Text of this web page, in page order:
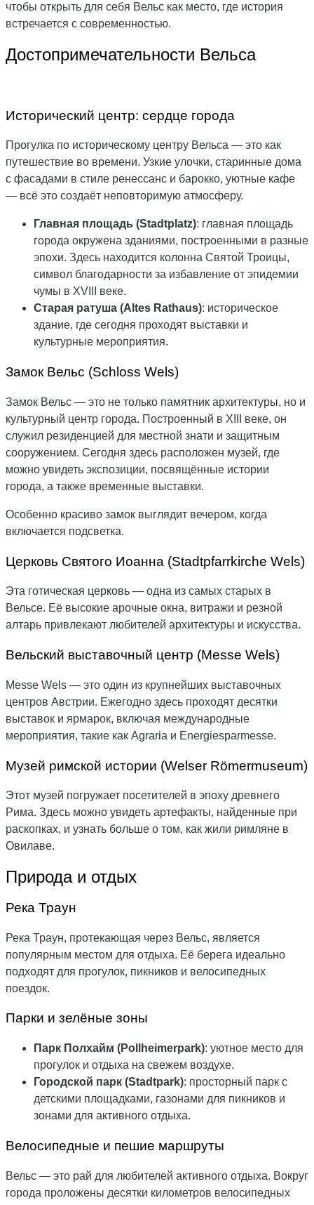
чтобы открыть для себя Вельс как место, где история
встречается с современностью.
Достопримечательности Вельса
Исторический центр: сердце города
Прогулка по историческому центру Вельса — это как
путешествие во времени. Узкие улочки, старинные дома
с фасадами в стиле ренессанс и барокко, уютные кафе
— всё это создаёт неповторимую атмосферу.
Главная площадь (Stadtplatz): главная площадь
города окружена зданиями, построенными в разные
эпохи. Здесь находится колонна Святой Троицы,
символ благодарности за избавление от эпидемии
чумы в XVIII веке.
Старая ратуша (Altes Rathaus): историческое
здание, где сегодня проходят выставки и
культурные мероприятия.
Замок Вельс (Schloss Wels)
Замок Вельс — это не только памятник архитектуры, но и
культурный центр города. Построенный в XIII веке, он
служил резиденцией для местной знати и защитным
сооружением. Сегодня здесь расположен музей, где
можно увидеть экспозиции, посвящённые истории
города, а также временные выставки.
Особенно красиво замок выглядит вечером, когда
включается подсветка.
Церковь Святого Иоанна (Stadtpfarrkirche Wels)
Эта готическая церковь — одна из самых старых в
Вельсе. Её высокие арочные окна, витражи и резной
алтарь привлекают любителей архитектуры и искусства.
Вельский выставочный центр (Messe Wels)
Messe Wels — это один из крупнейших выставочных
центров Австрии. Ежегодно здесь проходят десятки
выставок и ярмарок, включая международные
мероприятия, такие как Agraria и Energiesparmesse.
Музей римской истории (Welser Römermuseum)
Этот музей погружает посетителей в эпоху древнего
Рима. Здесь можно увидеть артефакты, найденные при
раскопках, и узнать больше о том, как жили римляне в
Овилаве.
Природа и отдых
Река Траун
Река Траун, протекающая через Вельс, является
популярным местом для отдыха. Её берега идеально
подходят для прогулок, пикников и велосипедных
поездок.
Парки и зелёные зоны
Парк Полхайм (Pollheimerpark): уютное место для
прогулок и отдыха на свежем воздухе.
Городской парк (Stadtpark): просторный парк с
детскими площадками, газонами для пикников и
зонами для активного отдыха.
Велосипедные и пешие маршруты
Вельс — это рай для любителей активного отдыха. Вокруг
города проложены десятки километров велосипедных